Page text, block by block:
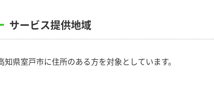
サービス提供地域
知県室戸市に住所のある方を対象としています。